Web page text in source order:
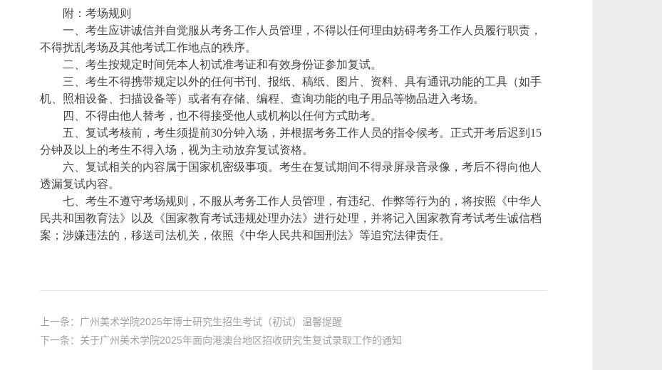
附：考场规则
一、考生应讲诚信并自觉服从考务工作人员管理，不得以任何理由妨碍考务工作人员履行职责，
不得扰乱考场及其他考试工作地点的秩序。
二、考生按规定时间凭本人初试准考证和有效身份证参加复试。
三、考生不得携带规定以外的任何书刊、报纸、稿纸、图片、资料、具有通讯功能的工具（如手
机、照相设备、扫描设备等）或者有存储、编程、查询功能的电子用品等物品进入考场。
四、不得由他人替考，也不得接受他人或机构以任何方式助考。
五、复试考核前，考生须提前30分钟入场，并根据考务工作人员的指令候考。正式开考后迟到15
分钟及以上的考生不得入场，视为主动放弃复试资格。
六、复试相关的内容属于国家机密级事项。考生在复试期间不得录屏录音录像，考后不得向他人
透漏复试内容。
七、考生不遵守考场规则，不服从考务工作人员管理，有违纪、作弊等行为的，将按照《中华人
民共和国教育法》以及《国家教育考试违规处理办法》进行处理，并将记入国家教育考试考生诚信档
案；涉嫌违法的，移送司法机关，依照《中华人民共和国刑法》等追究法律责任。
上一条：广州美术学院2025年博士研究生招生考试（初试）温馨提醒
下一条：关于广州美术学院2025年面向港澳台地区招收研究生复试录取工作的通知